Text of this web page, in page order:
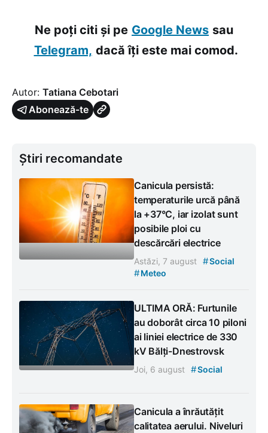
Ne poți citi și pe Google News sau
Telegram, dacă îți este mai comod.
Autor: Tatiana Cebotari
Abonează-te
Știri recomandate
Canicula persistă:
temperaturile urcă până
la +37°C, iar izolat sunt
posibile ploi cu
descărcări electrice
Astăzi, 7 august #Social
#Meteo
ULTIMA ORĂ: Furtunile
au doborât circa 10 piloni
ai liniei electrice de 330
kV Bălți-Dnestrovsk
Joi, 6 august #Social
Canicula a înrăutățit
calitatea aerului. Niveluri